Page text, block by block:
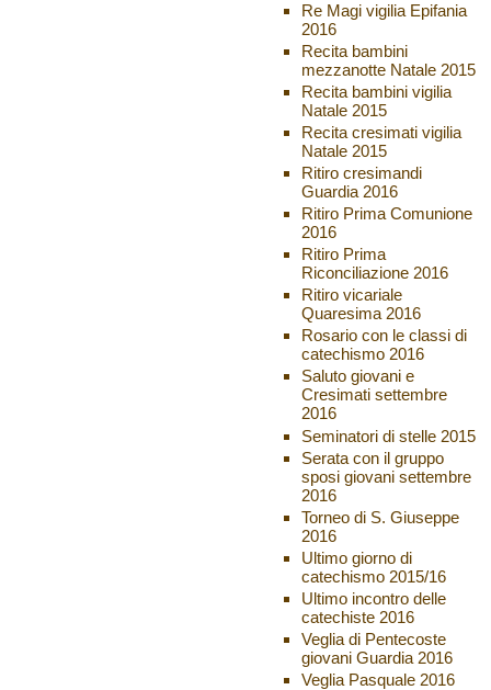
Re Magi vigilia Epifania
2016
Recita bambini
mezzanotte Natale 2015
Recita bambini vigilia
Natale 2015
Recita cresimati vigilia
Natale 2015
Ritiro cresimandi
Guardia 2016
Ritiro Prima Comunione
2016
Ritiro Prima
Riconciliazione 2016
Ritiro vicariale
Quaresima 2016
Rosario con le classi di
catechismo 2016
Saluto giovani e
Cresimati settembre
2016
Seminatori di stelle 2015
Serata con il gruppo
sposi giovani settembre
2016
Torneo di S. Giuseppe
2016
Ultimo giorno di
catechismo 2015/16
Ultimo incontro delle
catechiste 2016
Veglia di Pentecoste
giovani Guardia 2016
Veglia Pasquale 2016